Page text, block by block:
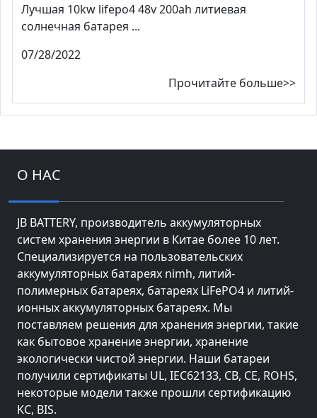
Лучшая 10kw lifepo4 48v 200ah литиевая
солнечная батарея ...
07/28/2022
Прочитайте больше>>
О НАС
JB BATTERY, производитель аккумуляторных
систем хранения энергии в Китае более 10 лет.
Специализируется на пользовательских
аккумуляторных батареях nimh, литий-
полимерных батареях, батареях LiFePO4 и литий-
ионных аккумуляторных батареях. Мы
поставляем решения для хранения энергии, такие
как бытовое хранение энергии, хранение
экологически чистой энергии. Наши батареи
получили сертификаты UL, IEC62133, CB, CE, ROHS,
некоторые модели также прошли сертификацию
KC, BIS.